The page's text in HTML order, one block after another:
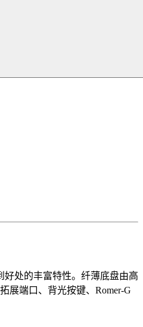
好处的丰富特性。纤薄底盘由高
展端口、背光按键、Romer-G